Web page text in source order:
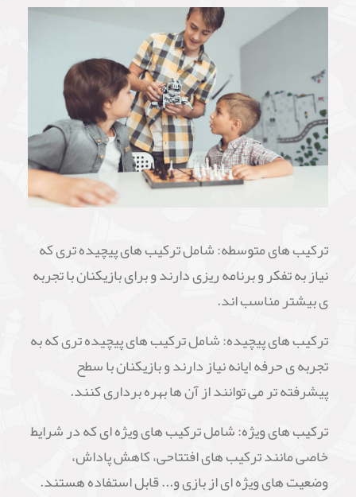
ترکیب های متوسطه: شامل ترکیب های پیچیده تری که
نیاز به تفکر و برنامه ریزی دارند و برای بازیکنان با تجربه
ی بیشتر مناسب اند.
ترکیب های پیچیده: شامل ترکیب های پیچیده تری که به
تجربه ی حرفه ایانه نیاز دارند و بازیکنان با سطح
پیشرفته تر می توانند از آن ها بهره برداری کنند.
ترکیب های ویژه: شامل ترکیب های ویژه ای که در شرایط
خاصی مانند ترکیب های افتتاحی، کاهش پاداش،
وضعیت های ویژه ای از بازی و... قابل استفاده هستند.